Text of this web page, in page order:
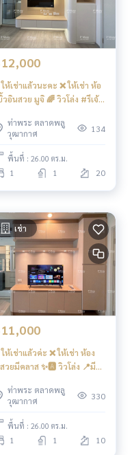
1074
นี้
ง 2 สระ (แยกตึก A และ
งกายครบครัน จำนวน 2
และพักผ่อน ห้อง Meetin
มจอดซ้อนคัน)
บ Key Card
. P’Muay
081 829 107
จุดเปลี่ยนสายสีน้ำเงิน + ส
นทางโดยรถยนต์ไปกัลปพ
นาภิเษกได้ง่าย . P’Muay
ทร-สีลม-พระราม 4 ก็สะด
1074
มีจุดขึ้น-ลง แถว ถ.พระรา
ราว 10 กม. เท่านั้น. .
. P’Muay
081 8
. P’Muay
ถไฟฟ้า . P’Muay
คอนโดติดBTS #วุฒาก
1074#เดอะมอลล์ท่าพ
ห้เช่าแล้วนะคะ ❌ ให้เช่า ห้อ
วอินสวย มูจิ 🌈 วิวโล่ง #รีเจ้
ท่าพระ ตลาดพลู
วุฒากาศ
134
พื้นที่ : 26.00 ตร.ม.
1 1 20
เช่า
ให้เช่าแล้วค่ะ ❌ ให้เช่า ห้อง
วยมีคลาส ✨🅰️ วิวโล่ง 📍มี
ากาศ ❤️ค่าเช่า 11,000 บาท
ท่าพระ ตลาดพลู
วุฒากาศ
330
พื้นที่ : 26.00 ตร.ม.
1 1 10